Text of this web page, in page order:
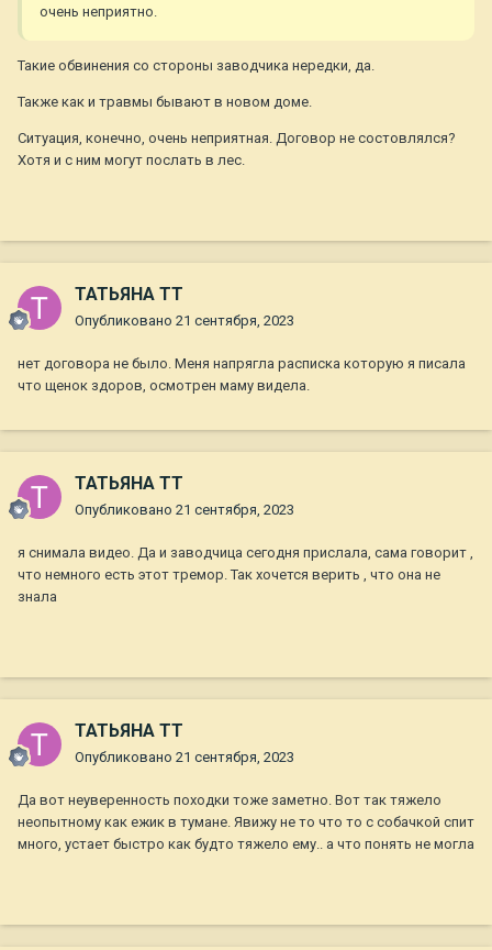
очень неприятно.
Такие обвинения со стороны заводчика нередки, да.
Также как и травмы бывают в новом доме.
Ситуация, конечно, очень неприятная. Договор не состовлялся?
Хотя и с ним могут послать в лес.
ТАТЬЯНА ТТ
Опубликовано 21 сентября, 2023
нет договора не было. Меня напрягла расписка которую я писала
что щенок здоров, осмотрен маму видела.
ТАТЬЯНА ТТ
Опубликовано 21 сентября, 2023
я снимала видео. Да и заводчица сегодня прислала, сама говорит ,
что немного есть этот тремор. Так хочется верить , что она не
знала
ТАТЬЯНА ТТ
Опубликовано 21 сентября, 2023
Да вот неуверенность походки тоже заметно. Вот так тяжело
неопытному как ежик в тумане. Явижу не то что то с собачкой спит
много, устает быстро как будто тяжело ему.. а что понять не могла